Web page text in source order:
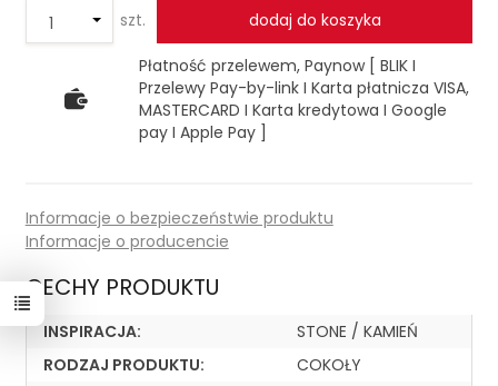
szt. dodaj do koszyka
Płatność przelewem, Paynow [ BLIK I
Przelewy Pay-by-link I Karta płatnicza VISA,
MASTERCARD I Karta kredytowa I Google
pay I Apple Pay ]
Informacje o bezpieczeństwie produktu
Informacje o producencie
CECHY PRODUKTU
INSPIRACJA:
STONE / KAMIEŃ
RODZAJ PRODUKTU:
COKOŁY